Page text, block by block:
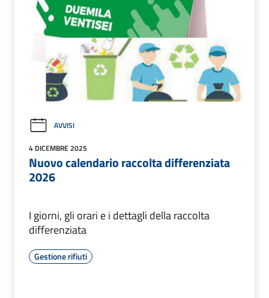
AVVISI
4 DICEMBRE 2025
Nuovo calendario raccolta differenziata
2026
I giorni, gli orari e i dettagli della raccolta
differenziata
Gestione rifiuti